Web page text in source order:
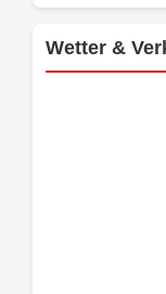
Wetter &